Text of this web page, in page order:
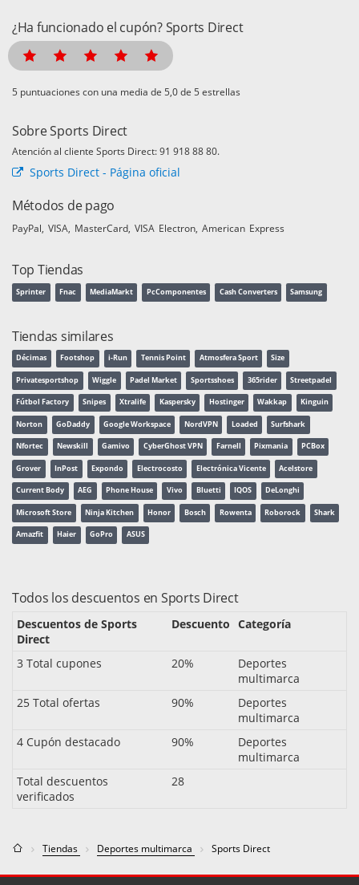
¿Ha funcionado el cupón? Sports Direct
puntuaciones con una media de de 5 estrellas
Sobre Sports Direct
Atención al cliente Sports Direct: 91 918 88 80.
Sports Direct - Página oficial
Métodos de pago
PayPal VISA MasterCard VISA Electron American Express
Top Tiendas
Sprinter Fnac MediaMarkt PcComponentes Cash Converters Samsung
Tiendas similares
Décimas Footshop i-Run Tennis Point Atmosfera Sport Size
Privatesportshop Wiggle Padel Market Sportsshoes 365rider Streetpadel
Fútbol Factory Snipes Xtralife Kaspersky Hostinger Wakkap Kinguin
Norton GoDaddy Google Workspace NordVPN Loaded Surfshark
Nfortec Newskill Gamivo CyberGhost VPN Farnell Pixmania PCBox
Grover InPost Expondo Electrocosto Electrónica Vicente Acelstore
Current Body AEG Phone House Vivo Bluetti IQOS DeLonghi
Microsoft Store Ninja Kitchen Honor Bosch Rowenta Roborock Shark
Amazfit Haier GoPro ASUS
Todos los descuentos en Sports Direct
Descuentos de Sports
Direct
Descuento Categoría
3 Total cupones 20%
Deportes
multimarca
25 Total ofertas
90%
Deportes
multimarca
4 Cupón destacado
90%
Deportes
multimarca
Total descuentos
verificados
28
Tiendas Deportes multimarca Sports Direct